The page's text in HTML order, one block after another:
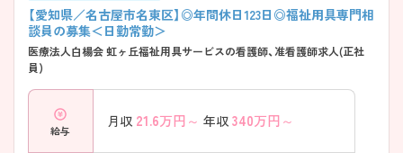
【愛知県／名古屋市名東区】◎年間休日123日◎福祉用具専門相
談員の募集＜日勤常勤＞
医療法人白楊会 虹ヶ丘福祉用具サービスの看護師、准看護師求人(正社
員)
給与
月収 21.6万円～ 年収 340万円～